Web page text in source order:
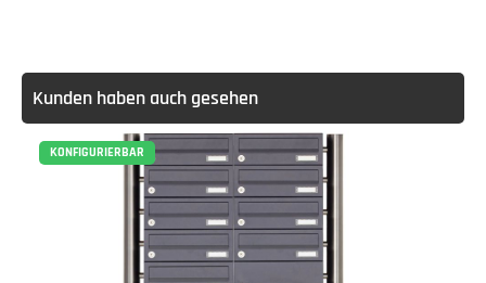
Kunden haben auch gesehen
KONFIGURIERBAR